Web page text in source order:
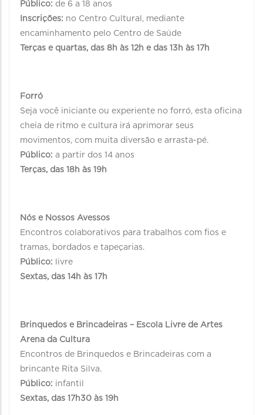
Público: de 6 a 18 anos
Inscrições: no Centro Cultural, mediante
encaminhamento pelo Centro de Saúde
Terças e quartas, das 8h às 12h e das 13h às 17h
Forró
Seja você iniciante ou experiente no forró, esta oficina
cheia de ritmo e cultura irá aprimorar seus
movimentos, com muita diversão e arrasta-pé.
Público: a partir dos 14 anos
Terças, das 18h às 19h
Nós e Nossos Avessos
Encontros colaborativos para trabalhos com fios e
tramas, bordados e tapeçarias.
Público: livre
Sextas, das 14h às 17h
Brinquedos e Brincadeiras – Escola Livre de Artes
Arena da Cultura
Encontros de Brinquedos e Brincadeiras com a
brincante Rita Silva.
Público: infantil
Sextas, das 17h30 às 19h